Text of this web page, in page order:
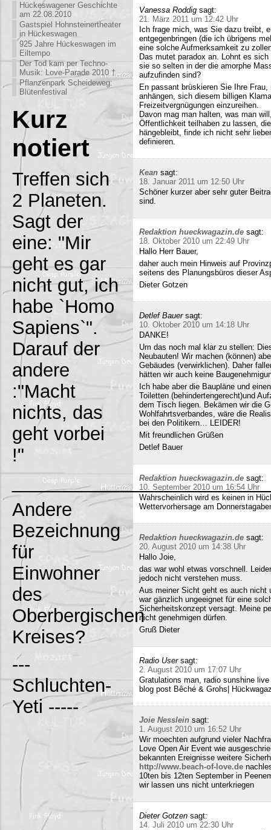
Hückeswagener Geschichte
am 22.08.2010
Gastspiel Hohnsteinertheater
in Hückeswagen
925 Jahre Hückeswagen im
Eiltempo
Der Tod kam per Techno-
Musik: Love-Parade 2010 †
Pflanzenpark Scheideweg:
Blütenfestival
Kurz
notiert
Treffen sich
2 Planeten.
Sagt der
eine: "Mir
geht es gar
nicht gut, ich
habe `Homo
Sapiens`".
Darauf der
andere
:"Macht
nichts, das
geht vorbei
!"
Andere
Bezeichnung
für
Einwohner
des
Oberbergischen
Kreises?
---
Schluchten-
Yeti -----
Vanessa Roddig sagt:
21. März 2011 um 12:42 Uhr
Ich frage mich, was Sie dazu treibt,
entgegenbringen (die ich übrigens
eine solche Aufmerksamkeit zu
Das mutet paradox an. Lohnt es
sie so selten in der die amorphe
aufzufinden sind?
En passant brüskieren Sie Ihre
anhängen, sich diesem billigen
Freizeitvergnügungen einzureihen.
Davon mag man halten, was man
Öffentlichkeit teilhaben zu lassen,
hängebleibt, finde ich nicht sehr
definieren.
Kean sagt:
18. Januar 2011 um 12:50 Uhr
Schöner kurzer aber sehr guter
sind.
Redaktion hueckwagazin.de sagt:
18. Oktober 2010 um 22:49 Uhr
Hallo Herr Bauer,
daher auch mein Hinweis auf
seitens des Planungsbüros dieser
Dieter Gotzen
Detlef Bauer sagt:
10. Oktober 2010 um 14:18 Uhr
DANKE!
Um das noch mal klar zu stellen:
Neubauten! Wir machen (können)
Gebäudes (verwirklichen). Daher
hätten wir auch keine
Ich habe aber die Baupläne und
Toiletten (behindertengerecht)und
dem Tisch liegen. Bekämen wir die
Wohlfahrtsverbandes, wäre die
bei den Politikern… LEIDER!
Mit freundlichen Grüßen
Detlef Bauer
Redaktion hueckwagazin.de sagt:
10. September 2010 um 16:54 Uhr
Wahrscheinlich wird es keinen in
Wettervorhersage am
Redaktion hueckwagazin.de sagt:
20. August 2010 um 14:38 Uhr
Hallo Joie,
das war wohl etwas vorschnell.
jedoch nicht verstehen muss.
Aus meiner Sicht geht es auch nicht
war gänzlich ungeeignet für eine
Sicherheitskonzept versagt. Meine
nicht genehmigen dürfen.
Gruß Dieter
Radio User sagt:
2. August 2010 um 17:07 Uhr
Gratulations man, radio sunshine
blog post Bêché & Grohs|
Joie Nesslein sagt:
1. August 2010 um 16:52 Uhr
Wir moechten aufgrund vieler
Love Open Air Event wie
bekannten Ereignisse weitere
http://www.beach-of-love.de
10ten bis 12ten September in
wir lassen uns nicht unterkriegen
Dieter Gotzen sagt:
14. Juli 2010 um 22:30 Uhr